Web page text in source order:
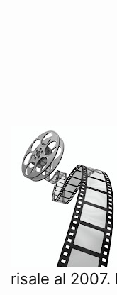
risale al